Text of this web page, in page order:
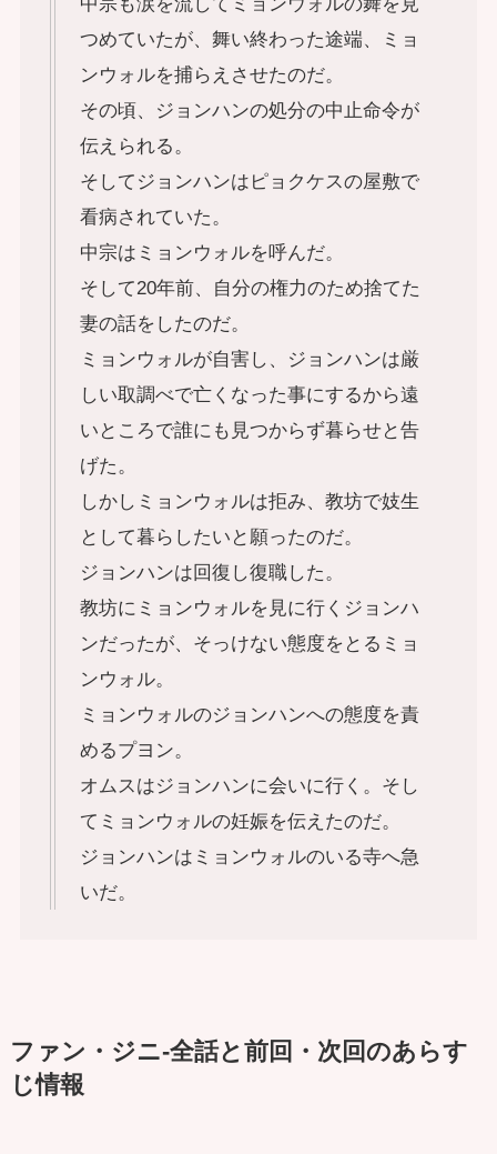
つめていたが、舞い終わった途端、ミョ
ンウォルを捕らえさせたのだ。
その頃、ジョンハンの処分の中止命令が
伝えられる。
そしてジョンハンはピョクケスの屋敷で
看病されていた。
中宗はミョンウォルを呼んだ。
そして20年前、自分の権力のため捨てた
妻の話をしたのだ。
ミョンウォルが自害し、ジョンハンは厳
しい取調べで亡くなった事にするから遠
いところで誰にも見つからず暮らせと告
げた。
しかしミョンウォルは拒み、教坊で妓生
として暮らしたいと願ったのだ。
ジョンハンは回復し復職した。
教坊にミョンウォルを見に行くジョンハ
ンだったが、そっけない態度をとるミョ
ンウォル。
ミョンウォルのジョンハンへの態度を責
めるプヨン。
オムスはジョンハンに会いに行く。そし
てミョンウォルの妊娠を伝えたのだ。
ジョンハンはミョンウォルのいる寺へ急
いだ。
ファン・ジニ-全話と前回・次回のあらす
じ情報